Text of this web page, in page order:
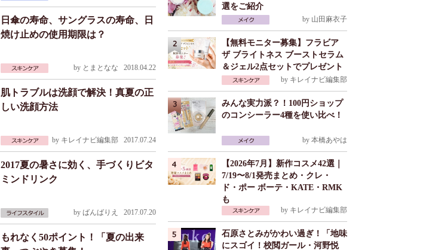
日傘の寿命、サングラスの寿命、日
焼け止めの使用期限は？
by とまとなな 2018.04.22
肌トラブルは洗顔で解決！真夏の正
しい洗顔方法
by キレイナビ編集部 2017.07.24
2017夏の暑さに効く、手づくりビタ
ミンドリンク
by ばんばりえ 2017.07.20
もれなく50ポイント！「夏の出来
選をご紹介
by 山田麻衣子
【無料モニター募集】フラビア
ザ ブライトネス ブーストセラム
＆ジェル2点セットでプレゼント
by キレイナビ編集部
みんな実力派？！100円ショップ
のコンシーラー4種を使い比べ！
by 本橋あやは
【2026年7月】新作コスメ42選｜
7/19〜8/1発売まとめ・クレ・
ド・ポー ボーテ・KATE・RMK
も
by キレイナビ編集部
石原さとみがかわい過ぎ！「地味
にスゴイ！校閲ガール・河野悦